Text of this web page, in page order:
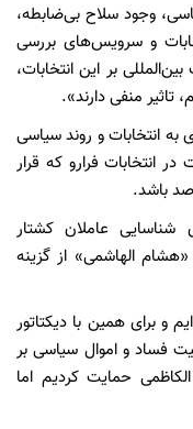
وجود سلاح بی‌ضابطه،
و سرویس‌های بررسی
بر این انتخابات،
تاثیر منفی دارند».
به انتخابات و روند سیاسی
انتخابات فرارو که قرار
شناسایی عاملان کشتار
الهاشمی» از گزینه
و برای همین با دیکتاتور
فساد و اموال سیاسی بر
حمایت کردیم اما